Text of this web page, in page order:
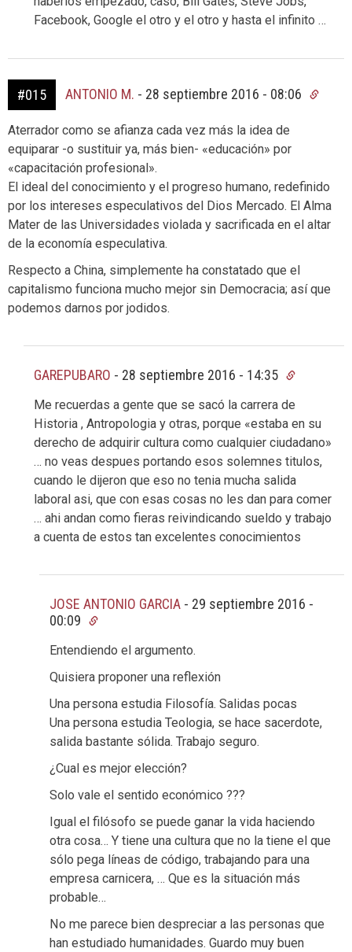
Facebook, Google el otro y el otro y hasta el infinito …
#015 ANTONIO M. - 28 septiembre 2016 - 08:06
Aterrador como se afianza cada vez más la idea de
equiparar -o sustituir ya, más bien- «educación» por
«capacitación profesional».
El ideal del conocimiento y el progreso humano, redefinido
por los intereses especulativos del Dios Mercado. El Alma
Mater de las Universidades violada y sacrificada en el altar
de la economía especulativa.
Respecto a China, simplemente ha constatado que el
capitalismo funciona mucho mejor sin Democracia; así que
podemos darnos por jodidos.
GAREPUBARO - 28 septiembre 2016 - 14:35
Me recuerdas a gente que se sacó la carrera de
Historia , Antropologia y otras, porque «estaba en su
derecho de adquirir cultura como cualquier ciudadano»
… no veas despues portando esos solemnes titulos,
cuando le dijeron que eso no tenia mucha salida
laboral asi, que con esas cosas no les dan para comer
… ahi andan como fieras reivindicando sueldo y trabajo
a cuenta de estos tan excelentes conocimientos
JOSE ANTONIO GARCIA - 29 septiembre 2016 -
00:09
Entendiendo el argumento.
Quisiera proponer una reflexión
Una persona estudia Filosofía. Salidas pocas
Una persona estudia Teologia, se hace sacerdote,
salida bastante sólida. Trabajo seguro.
¿Cual es mejor elección?
Solo vale el sentido económico ???
Igual el filósofo se puede ganar la vida haciendo
otra cosa… Y tiene una cultura que no la tiene el que
sólo pega líneas de código, trabajando para una
empresa carnicera, … Que es la situación más
probable…
No me parece bien despreciar a las personas que
han estudiado humanidades. Guardo muy buen